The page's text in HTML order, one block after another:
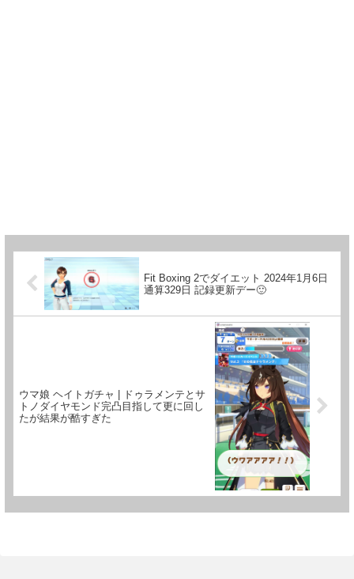
Fit Boxing 2でダイエット 2024年1月6日
通算329日 記録更新デー🙂
ウマ娘 ヘイトガチャ | ドゥラメンテとサ
トノダイヤモンド完凸目指して更に回し
たが結果が酷すぎた